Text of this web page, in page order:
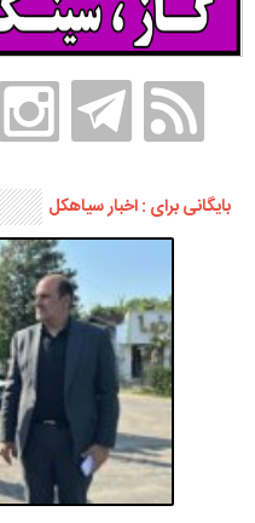
بایگانی برای : اخبار سیاهکل